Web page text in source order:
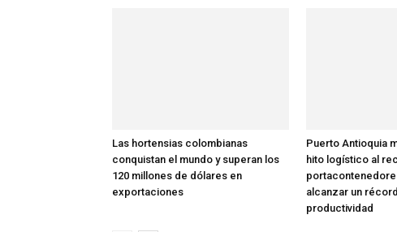
Las hortensias colombianas
conquistan el mundo y superan los
120 millones de dólares en
exportaciones
Puerto Antioquia
hito logístico al
alcanzar un
productividad